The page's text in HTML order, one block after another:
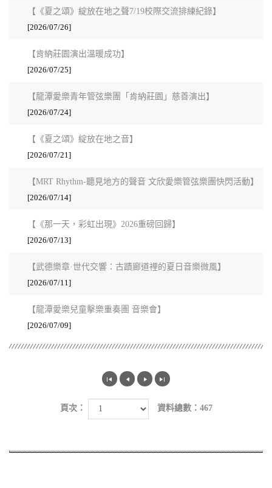
【《夏之頌》綻放在地之聲7/19校際交流排練紀錄】
[2026/07/26]
【肯納莊園演出溫暖成功】
[2026/07/25]
【龍潭愛樂青年管弦樂團「肯納莊園」慈善演出】
[2026/07/24]
【《夏之頌》綻放在地之音】
[2026/07/21]
【MRT Rhythm-聽見地方的聲音 文欣愛樂管弦樂團快閃活動】
[2026/07/14]
【《那一天，彩虹出現》2026重磅回歸】
[2026/07/13]
【武德樂章·世代交響：古蹟廊道裡的夏日音樂微風】
[2026/07/11]
【龍潭愛樂兒童擊樂重奏團 音樂會】
[2026/07/09]
頁次： 資料總數：467